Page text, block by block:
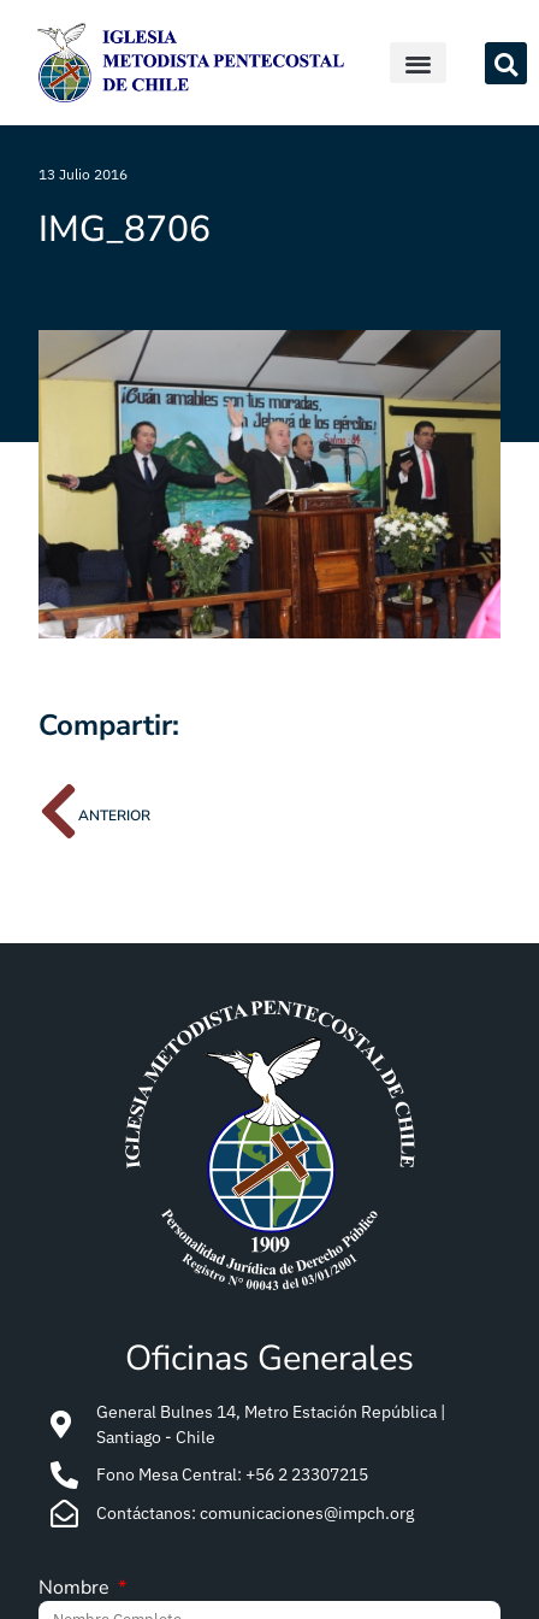
13 Julio 2016
IMG_8706
Compartir:
ANTERIOR
Oficinas Generales
General Bulnes 14, Metro Estación República |
Santiago - Chile
Fono Mesa Central: +56 2 23307215
Contáctanos: comunicaciones@impch.org
Nombre